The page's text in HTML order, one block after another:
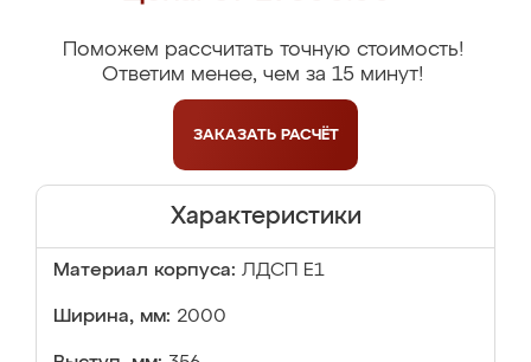
Поможем рассчитать точную стоимость!
Ответим менее, чем за 15 минут!
ЗАКАЗАТЬ РАСЧЁТ
Характеристики
Материал корпуса: ЛДСП Е1
Ширина, мм: 2000